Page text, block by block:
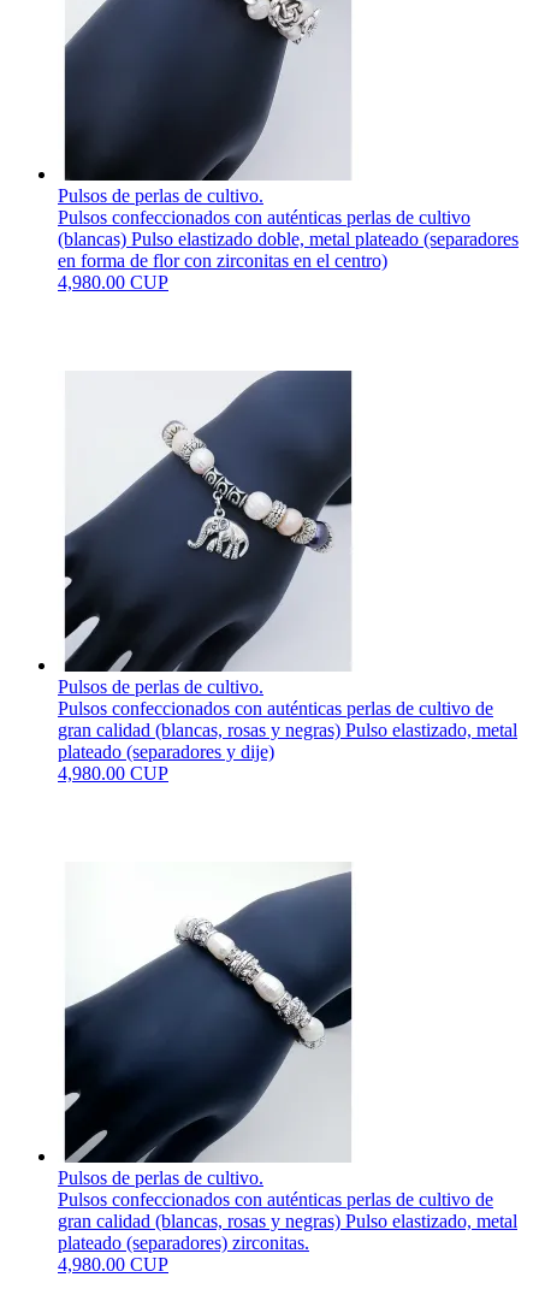
Pulsos de perlas de cultivo.
Pulsos confeccionados con auténticas perlas de cultivo
(blancas) Pulso elastizado doble, metal plateado (separadores
en forma de flor con zirconitas en el centro)
4,980.00 CUP
Pulsos de perlas de cultivo.
Pulsos confeccionados con auténticas perlas de cultivo de
gran calidad (blancas, rosas y negras) Pulso elastizado, metal
plateado (separadores y dije)
4,980.00 CUP
Pulsos de perlas de cultivo.
Pulsos confeccionados con auténticas perlas de cultivo de
gran calidad (blancas, rosas y negras) Pulso elastizado, metal
plateado (separadores) zirconitas.
4,980.00 CUP